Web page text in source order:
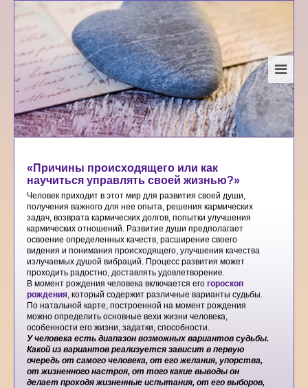
«Причины происходящего или как
научиться управлять своей жизнью?»
Человек приходит в этот мир для развития своей души,
получения важного для нее опыта, решения кармических
задач, возврата кармических долгов, попытки улучшения
кармических отношений. Развитие души предполагает
освоение определенных качеств, расширение своего
видения и понимания происходящего, улучшения качества
излучаемых душой вибраций. Процесс развития может
проходить радостно, доставлять удовлетворение.
В момент рождения человека включается его гороскоп
рождения, который содержит различные варианты судьбы.
По натальной карте, построенной на момент рождения
можно определить основные вехи жизни человека,
особенности его жизни, задатки, способности.
У человека есть диапазон возможных вариантов судьбы.
Какой из вариантов реализуется зависит в первую
очередь от самого человека, от его желания, упорства,
от жизненного настроя, от того какие выводы он
делает проходя жизненные испытания, от его выборов,